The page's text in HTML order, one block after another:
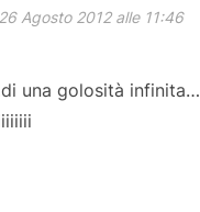
26 Agosto 2012 alle 11:46
una golosità infinita…